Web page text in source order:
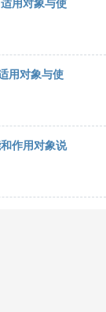
用对象与使
用对象与使
作用对象说